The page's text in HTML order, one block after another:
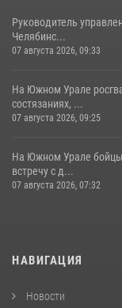
Руководитель
Челябинс...
07 августа 2026, 09:33
На Южном Урале
состязаниях, ...
07 августа 2026, 09:25
На Южном Урале
встречу с д...
07 августа 2026, 07:32
НАВИГАЦИЯ
Новости